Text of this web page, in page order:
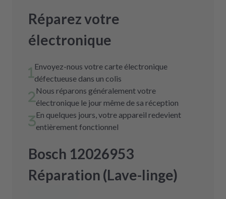
Réparez votre
électronique
Envoyez-nous votre carte électronique
défectueuse dans un colis
Nous réparons généralement votre
électronique le jour même de sa réception
En quelques jours, votre appareil redevient
entièrement fonctionnel
Bosch 12026953
Réparation (Lave-linge)